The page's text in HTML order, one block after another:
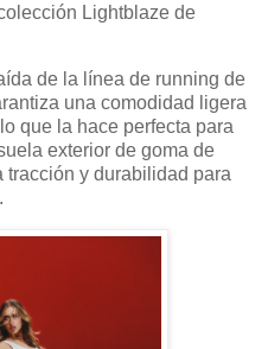
Lightblaze de
de la línea de running de
una comodidad ligera
que la hace perfecta para
exterior de goma de
tracción y durabilidad para